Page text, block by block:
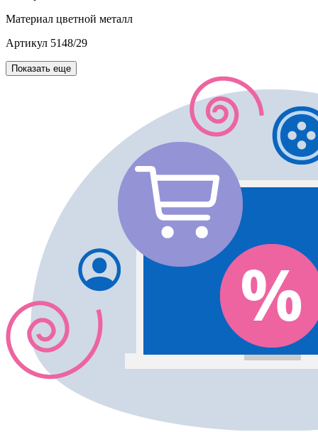
Материал цветной металл
Артикул 5148/29
Показать еще